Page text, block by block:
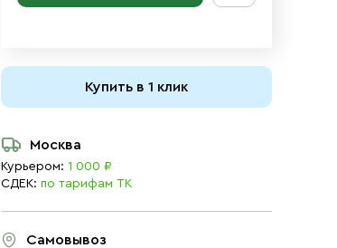
Купить в 1 клик
Москва
Курьером: 1 000 ₽
СДЕК: по тарифам ТК
Самовывоз